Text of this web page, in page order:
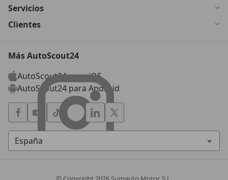
Servicios
Clientes
Más AutoScout24
AutoScout24 para iOS
AutoScout24 para Android